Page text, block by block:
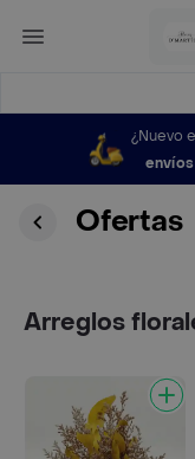
¿Nuevo
Ofertas
Arreglos